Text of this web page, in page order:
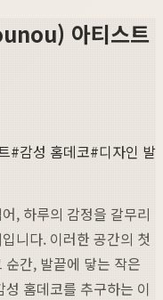
아티스트
#감성 홈데코#디자인 발
, 하루의 감정을 갈무리
니다. 이러한 공간의 첫
간, 발끝에 닿는 작은
홈데코를 추구하는 이